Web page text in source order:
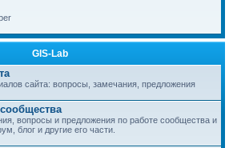
GIS-Lab
сайта: вопросы, замечания, предложения
вопросы и предложения по работе сообщества и
блог и другие его части.